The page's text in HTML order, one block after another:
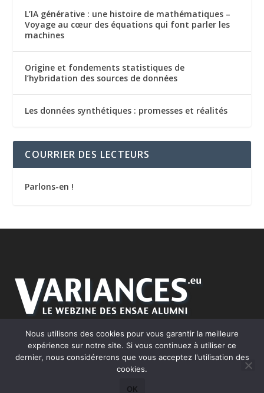
L’IA générative : une histoire de mathématiques –
Voyage au cœur des équations qui font parler les
machines
Origine et fondements statistiques de
l’hybridation des sources de données
Les données synthétiques : promesses et réalités
COURRIER DES LECTEURS
Parlons-en !
Nous utilisons des cookies pour vous garantir la meilleure
expérience sur notre site. Si vous continuez à utiliser ce
dernier, nous considérerons que vous acceptez l'utilisation des
cookies.
OK